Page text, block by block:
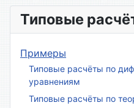
Типовые
Примеры
Типовые расчёты по
уравнениям
Типовые расчёты по